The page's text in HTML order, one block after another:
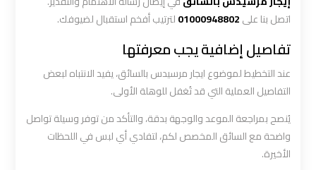
اتصل بنا على01000948802لترتيب أفخم استقبال لضيوفك.
تفاصيل إضافية يجب معرفتها
عند التخطيط لموضوع ايجار مرسيدس بالسائق، يفيد الانتباه لبعض
التفاصيل العملية التي قد تُغفل للوهلة الأولى.
يُنصح بمراجعة الموعد والوجهة بدقة، والتأكد من توفر وسيلة تواصل
واضحة مع السائق المخصص لكم، لتفادي أي لبس في اللحظات
الأخيرة.
ليموزين
القاهرة
أسعار
ليموزين
القاهرة